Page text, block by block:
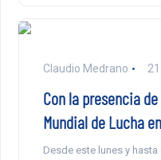
Claudio Medrano
Con la presencia
Mundial de Lucha
Desde este lunes y